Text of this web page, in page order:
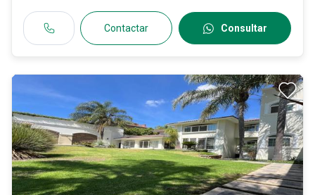
Contactar Consultar